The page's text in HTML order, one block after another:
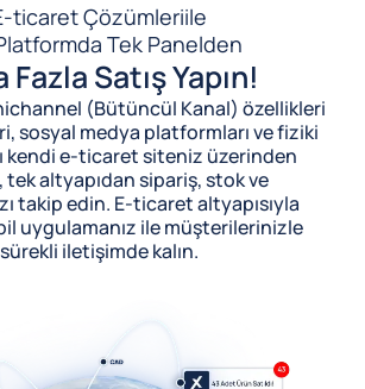
ticaret Çözümleriile
Tek Panelden
Fazla Satış Yapın!
(Bütüncül Kanal) özellikleri
sosyal medya platformları ve fiziki
kendi e-ticaret siteniz üzerinden
altyapıdan sipariş, stok ve
takip edin. E-ticaret altyapısıyla
uygulamanız ile müşterilerinizle
sürekli iletişimde kalın.